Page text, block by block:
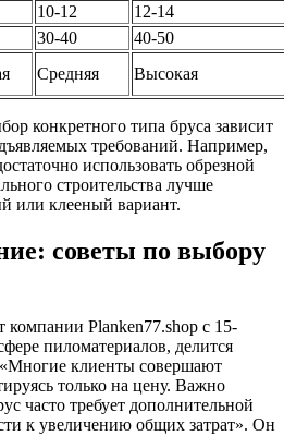
10-12
12-14
30-40
40-50
Средняя Высокая
конкретного типа бруса зависит
требований. Например,
использовать обрезной
строительства лучше
или клееный вариант.
советы по выбору
компании Planken77.shop с 15-
пиломатериалов, делится
клиенты совершают
только на цену. Важно
часто требует дополнительной
к увеличению общих затрат». Он